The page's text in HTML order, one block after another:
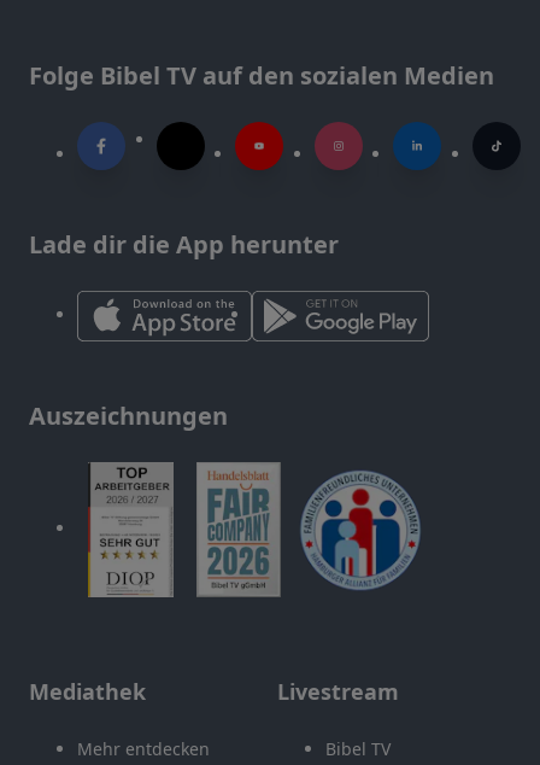
Folge Bibel TV auf den sozialen Medien
Lade dir die App herunter
Auszeichnungen
Mediathek
Mehr entdecken
Livestream
Bibel TV